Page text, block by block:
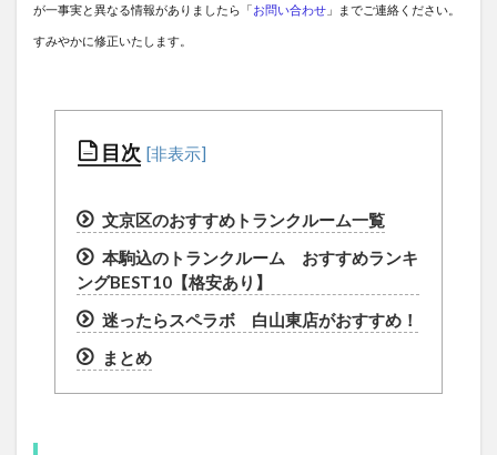
が一事実と異なる情報がありましたら「お問い合わせ 」までご連絡ください。
すみやかに修正いたします。
目次
文京区のおすすめトランクルーム一覧
本駒込のトランクルーム おすすめランキ
ングBEST10【格安あり】
迷ったらスペラボ 白山東店がおすすめ！
まとめ